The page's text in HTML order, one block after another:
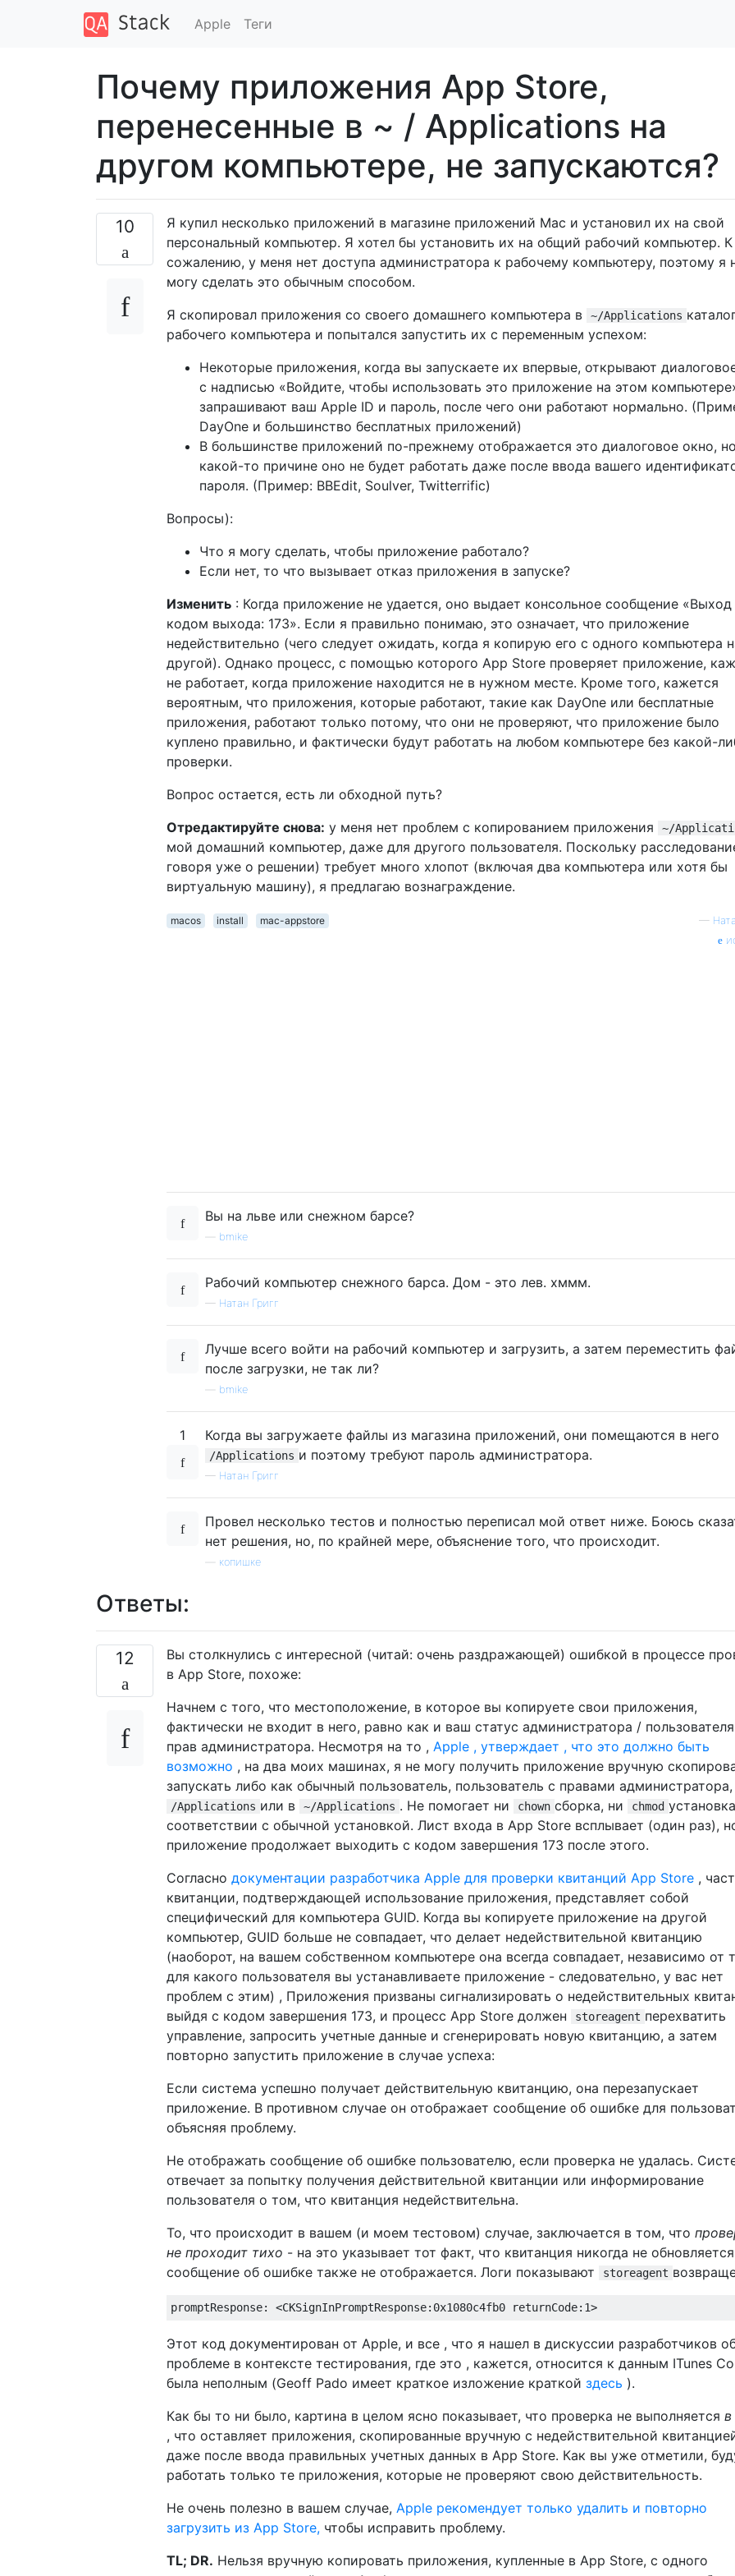
Apple Теги
Почему приложения App Store,
перенесенные в ~ / Applications на
другом компьютере, не запускаются?
10
Я купил несколько приложений в магазине приложений Mac и установил их на свой
персональный компьютер. Я хотел бы установить их на общий рабочий компьютер. К
сожалению, у меня нет доступа администратора к рабочему компьютеру, поэтому я
могу сделать это обычным способом.
Я скопировал приложения со своего домашнего компьютера в
~/Applications
рабочего компьютера и попытался запустить их с переменным успехом:
Некоторые приложения, когда вы запускаете их впервые, открывают
с надписью «Войдите, чтобы использовать это приложение на этом
запрашивают ваш Apple ID и пароль, после чего они работают нормально.
DayOne и большинство бесплатных приложений)
В большинстве приложений по-прежнему отображается это диалоговое окно,
какой-то причине оно не будет работать даже после ввода вашего
пароля. (Пример: BBEdit, Soulver, Twitterrific)
Вопросы):
Что я могу сделать, чтобы приложение работало?
Если нет, то что вызывает отказ приложения в запуске?
Изменить : Когда приложение не удается, оно выдает консольное сообщение «Выход
кодом выхода: 173». Если я правильно понимаю, это означает, что приложение
недействительно (чего следует ожидать, когда я копирую его с одного компьютера
другой). Однако процесс, с помощью которого App Store проверяет приложение,
не работает, когда приложение находится не в нужном месте. Кроме того, кажется
вероятным, что приложения, которые работают, такие как DayOne или бесплатные
приложения, работают только потому, что они не проверяют, что приложение было
куплено правильно, и фактически будут работать на любом компьютере без какой-
проверки.
Вопрос остается, есть ли обходной путь?
Отредактируйте снова: у меня нет проблем с копированием приложения ~/
мой домашний компьютер, даже для другого пользователя. Поскольку
говоря уже о решении) требует много хлопот (включая два компьютера или хотя бы
виртуальную машину), я предлагаю вознаграждение.
macos install mac-appstore —
Вы на льве или снежном барсе?
bmike
Рабочий компьютер снежного барса. Дом - это лев. хммм.
— Натан Григг
Лучше всего войти на рабочий компьютер и загрузить, а затем переместить
после загрузки, не так ли?
bmike
1 Когда вы загружаете файлы из магазина приложений, они помещаются в него
/Applications и поэтому требуют пароль администратора.
— Натан Григг
Провел несколько тестов и полностью переписал мой ответ ниже. Боюсь
нет решения, но, по крайней мере, объяснение того, что происходит.
копишке
Ответы:
12
Вы столкнулись с интересной (читай: очень раздражающей) ошибкой в ​​процессе
в App Store, похоже:
Начнем с того, что местоположение, в которое вы копируете свои приложения,
фактически не входит в него, равно как и ваш статус администратора /
прав администратора. Несмотря на то , Apple , утверждает , что это должно быть
возможно , на два моих машинах, я не могу получить приложение вручную
запускать либо как обычный пользователь, пользователь с правами
/Applications или в ~/Applications . Не помогает ни chown сборка, ни chmod
соответствии с обычной установкой. Лист входа в App Store всплывает (один раз),
приложение продолжает выходить с кодом завершения 173 после этого.
Согласно документации разработчика Apple для проверки квитанций App Store ,
квитанции, подтверждающей использование приложения, представляет собой
специфический для компьютера GUID. Когда вы копируете приложение на другой
компьютер, GUID больше не совпадает, что делает недействительной квитанцию ​​
(наоборот, на вашем собственном компьютере она всегда совпадает, независимо от
для какого пользователя вы устанавливаете приложение - следовательно, у вас нет
проблем с этим) , Приложения призваны сигнализировать о недействительных
выйдя с кодом завершения 173, и процесс App Store должен
storeagent перехватить
управление, запросить учетные данные и сгенерировать новую квитанцию, а затем
повторно запустить приложение в случае успеха:
Если система успешно получает действительную квитанцию, она перезапускает
приложение. В противном случае он отображает сообщение об ошибке для
объясняя проблему.
Не отображать сообщение об ошибке пользователю, если проверка не удалась.
отвечает за попытку получения действительной квитанции или информирование
пользователя о том, что квитанция недействительна.
То, что происходит в вашем (и моем тестовом) случае, заключается в том, что
не проходит тихо - на это указывает тот факт, что квитанция никогда не
сообщение об ошибке также не отображается. Логи показывают
storeagent
Этот код документирован от Apple, и все , что я нашел в дискуссии разработчиков
проблеме в контексте тестирования, где это , кажется, относится к данным ITunes
была неполным (Geoff Pado имеет краткое изложение краткой здесь ).
Как бы то ни было, картина в целом ясно показывает, что проверка не выполняется в
, что оставляет приложения, скопированные вручную с недействительной
даже после ввода правильных учетных данных в App Store. Как вы уже отметили,
работать только те приложения, которые не проверяют свою действительность.
Не очень полезно в вашем случае, Apple рекомендует только удалить и повторно
загрузить из App Store, чтобы исправить проблему.
TL; DR. Нельзя вручную копировать приложения, купленные в App Store, с одного